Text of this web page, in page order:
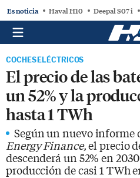
Es noticia Haval H10 Deepal S07 i
COCHES ELÉCTRICOS
El precio de las
un 52% y la
hasta 1 TWh
Según un nuevo informe
Energy Finance,el precio
descenderá un 52% en
producción de casi 1 TWh